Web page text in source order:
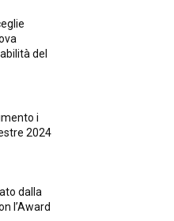
del
i
2024
dalla
l’Award